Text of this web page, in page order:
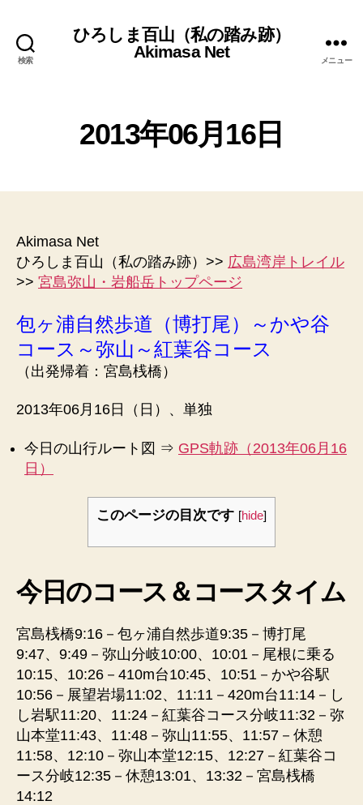
検索
ひろしま百山（私の踏み跡）
Akimasa Net
メニュー
2013年06月16日
成
者
1
7
月
Akimasa Net
ひろしま百山（私の踏み跡）>> 広島湾岸トレイル
>> 宮島弥山・岩船岳トップページ
包ヶ浦自然歩道（博打尾）～かや谷
コース～弥山～紅葉谷コース
（出発帰着：宮島桟橋）
2013年06月16日（日）、単独
今日の山行ルート図 ⇒ GPS軌跡（2013年06月16
日）
このページの目次です [hide]
今日のコース＆コースタイム
宮島桟橋9:16－包ヶ浦自然歩道9:35－博打尾
9:47、9:49－弥山分岐10:00、10:01－尾根に乗る
10:15、10:26－410m台10:45、10:51－かや谷駅
10:56－展望岩場11:02、11:11－420m台11:14－し
し岩駅11:20、11:24－紅葉谷コース分岐11:32－弥
山本堂11:43、11:48－弥山11:55、11:57－休憩
11:58、12:10－弥山本堂12:15、12:27－紅葉谷コ
ース分岐12:35－休憩13:01、13:32－宮島桟橋
14:12